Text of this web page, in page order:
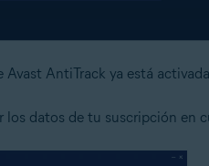
Avast AntiTrack ya está
los datos de tu suscripción en